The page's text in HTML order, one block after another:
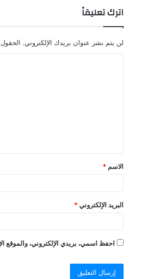
اترك تعليقاً
لن يتم نشر عنوان بريدك الإلكتروني. الحقول
ق
*
الاسم *
البريد الإلكتروني *
احفظ اسمي، بريدي الإلكتروني، والموقع